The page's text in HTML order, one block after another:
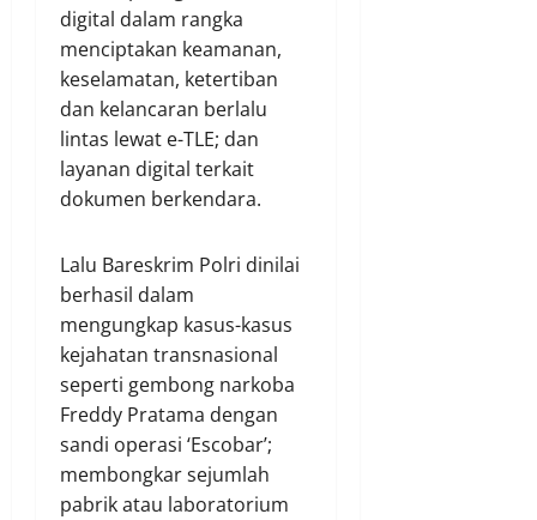
digital dalam rangka
menciptakan keamanan,
keselamatan, ketertiban
dan kelancaran berlalu
lintas lewat e-TLE; dan
layanan digital terkait
dokumen berkendara.
Lalu Bareskrim Polri dinilai
berhasil dalam
mengungkap kasus-kasus
kejahatan transnasional
seperti gembong narkoba
Freddy Pratama dengan
sandi operasi ‘Escobar’;
membongkar sejumlah
pabrik atau laboratorium